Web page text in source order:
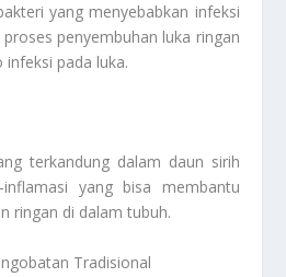
yang menyebabkan infeksi
penyembuhan luka ringan
pada luka.
terkandung dalam daun sirih
yang bisa membantu
ringan di dalam tubuh.
Tradisional